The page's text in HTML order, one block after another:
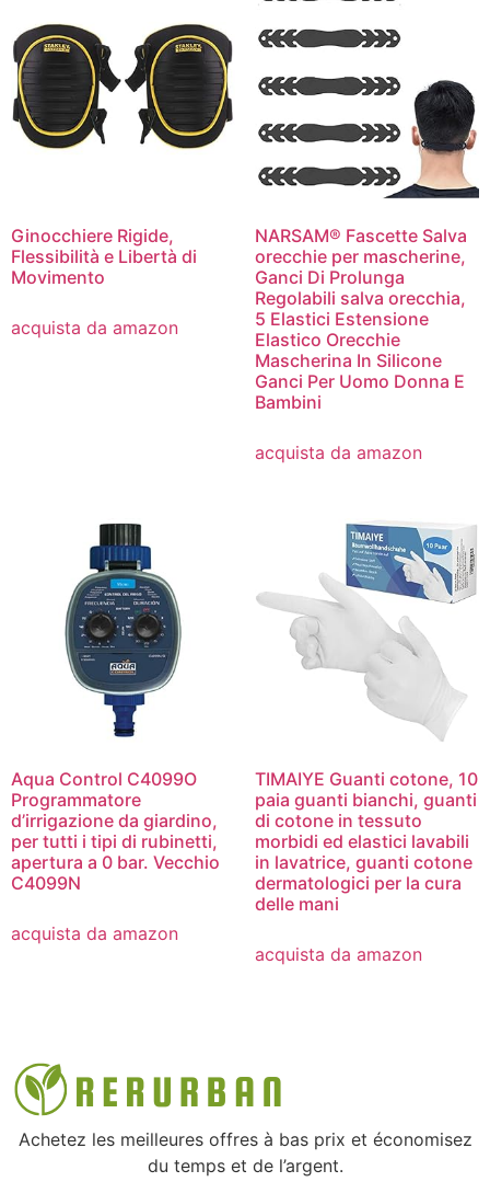
Ginocchiere Rigide,
Flessibilità e Libertà di
Movimento
acquista da amazon
NARSAM® Fascette Salva
orecchie per mascherine,
Ganci Di Prolunga
Regolabili salva orecchia,
5 Elastici Estensione
Elastico Orecchie
Mascherina In Silicone
Ganci Per Uomo Donna E
Bambini
acquista da amazon
Aqua Control C4099O
Programmatore
d’irrigazione da giardino,
per tutti i tipi di rubinetti,
apertura a 0 bar. Vecchio
C4099N
acquista da amazon
TIMAIYE Guanti cotone, 10
paia guanti bianchi, guanti
di cotone in tessuto
morbidi ed elastici lavabili
in lavatrice, guanti cotone
dermatologici per la cura
delle mani
acquista da amazon
Achetez les meilleures offres à bas prix et économisez
du temps et de l’argent.